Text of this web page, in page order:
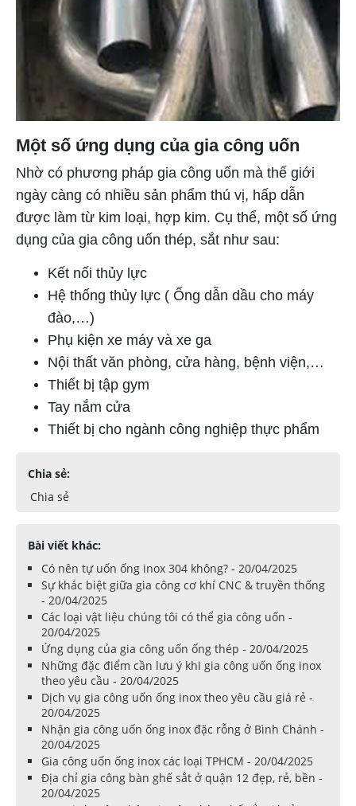
Một số ứng dụng của gia công uốn
Nhờ có phương pháp gia công uốn mà thế giới
ngày càng có nhiều sản phẩm thú vị, hấp dẫn
được làm từ kim loại, hợp kim. Cụ thể, một số ứng
dụng của gia công uốn thép, sắt như sau:
Kết nối thủy lực
Hệ thống thủy lực ( Ống dẫn dầu cho máy
đào,…)
Phụ kiện xe máy và xe ga
Nội thất văn phòng, cửa hàng, bệnh viện,…
Thiết bị tập gym
Tay nắm cửa
Thiết bị cho ngành công nghiệp thực phẩm
Chia sẻ:
Chia sẻ
Bài viết khác:
Có nên tự uốn ống inox 304 không? - 20/04/2025
Sự khác biệt giữa gia công cơ khí CNC & truyền thống
- 20/04/2025
Các loại vật liệu chúng tôi có thể gia công uốn -
20/04/2025
Ứng dụng của gia công uốn ống thép - 20/04/2025
Những đặc điểm cần lưu ý khi gia công uốn ống inox
theo yêu cầu - 20/04/2025
Dịch vụ gia công uốn ống inox theo yêu cầu giá rẻ -
20/04/2025
Nhận gia công uốn ống inox đặc rỗng ở Bình Chánh -
20/04/2025
Gia công uốn ống inox các loại TPHCM - 20/04/2025
Địa chỉ gia công bàn ghế sắt ở quận 12 đẹp, rẻ, bền -
20/04/2025